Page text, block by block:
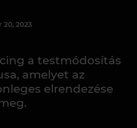
20, 2023
a testmódosítás
amelyet az
elrendezése